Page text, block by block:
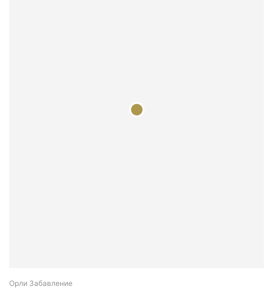
Орли Забавление